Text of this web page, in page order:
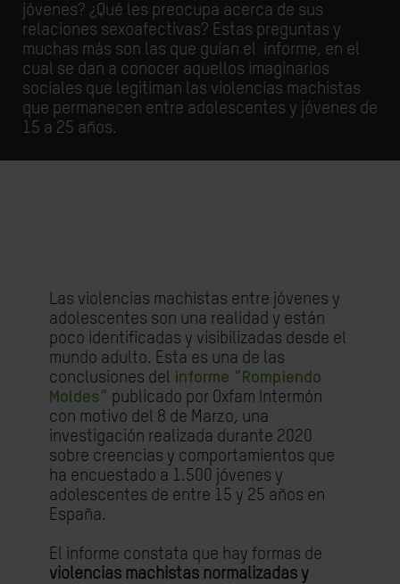
jóvenes? ¿Qué les preocupa acerca de sus
relaciones sexoafectivas? Estas preguntas y
muchas más son las que guían el informe, en el
cual se dan a conocer aquellos imaginarios
sociales que legitiman las violencias machistas
que permanecen entre adolescentes y jóvenes de
15 a 25 años.
Las violencias machistas entre jóvenes y
adolescentes son una realidad y están
poco identificadas y visibilizadas desde el
mundo adulto. Esta es una de las
conclusiones del informe “Rompiendo
Moldes” publicado por Oxfam Intermón
con motivo del 8 de Marzo, una
investigación realizada durante 2020
sobre creencias y comportamientos que
ha encuestado a 1.500 jóvenes y
adolescentes de entre 15 y 25 años en
España.
El informe constata que hay formas de
violencias machistas normalizadas y